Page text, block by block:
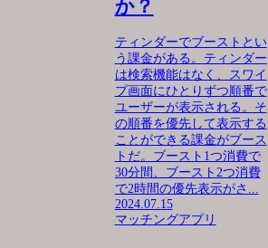
か？
ティンダーでブーストとい
う課金がある。ティンダー
は検索機能はなく、スワイ
プ画面にひとりずつ順番で
ユーザーが表示される。そ
の順番を優先して表示する
ことができる課金がブース
トだ。ブースト1つ消費で
30分間、ブースト2つ消費
で2時間の優先表示がさ...
2024.07.15
マッチングアプリ